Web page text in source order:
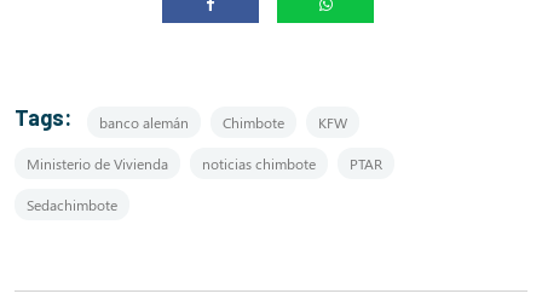
Tags: banco alemán Chimbote KFW
Ministerio de Vivienda noticias chimbote PTAR
Sedachimbote